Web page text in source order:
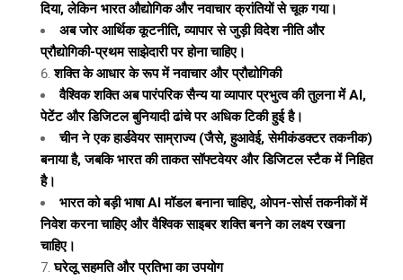
दिया, लेकिन भारत औद्योगिक और नवाचार क्रांतियों से चूक गया।
अब जोर आर्थिक कूटनीति, व्यापार से जुड़ी विदेश नीति और
प्रौद्योगिकी-प्रथम साझेदारी पर होना चाहिए।
शक्ति के आधार के रूप में नवाचार और प्रौद्योगिकी
वैश्विक शक्ति अब पारंपरिक सैन्य या व्यापार प्रभुत्व की तुलना में AI,
पेटेंट और डिजिटल बुनियादी ढांचे पर अधिक टिकी हुई है।
चीन ने एक हार्डवेयर साम्राज्य (जैसे, हुआवेई, सेमीकंडक्टर तकनीक)
बनाया है, जबकि भारत की ताकत सॉफ्टवेयर और डिजिटल स्टैक में निहित
है।
भारत को बड़ी भाषा AI मॉडल बनाना चाहिए, ओपन-सोर्स तकनीकों में
निवेश करना चाहिए और वैश्विक साइबर शक्ति बनने का लक्ष्य रखना
चाहिए।
घरेलू सहमति और प्रतिभा का उपयोग